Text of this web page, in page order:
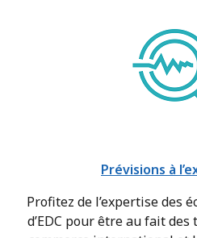
Prévisions à
Profitez de l’expertise des
d’EDC pour être au fait